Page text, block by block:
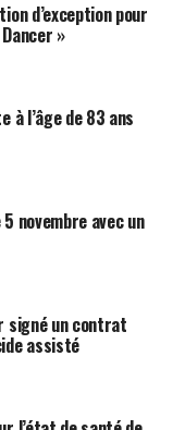
d’exception pour
»
à l’âge de 83 ans
novembre avec un
signé un contrat
assisté